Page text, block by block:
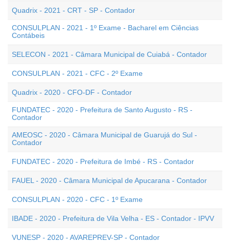
Quadrix - 2021 - CRT - SP - Contador
CONSULPLAN - 2021 - 1º Exame - Bacharel em Ciências
Contábeis
SELECON - 2021 - Câmara Municipal de Cuiabá - Contador
CONSULPLAN - 2021 - CFC - 2º Exame
Quadrix - 2020 - CFO-DF - Contador
FUNDATEC - 2020 - Prefeitura de Santo Augusto - RS -
Contador
AMEOSC - 2020 - Câmara Municipal de Guarujá do Sul -
Contador
FUNDATEC - 2020 - Prefeitura de Imbé - RS - Contador
FAUEL - 2020 - Câmara Municipal de Apucarana - Contador
CONSULPLAN - 2020 - CFC - 1º Exame
IBADE - 2020 - Prefeitura de Vila Velha - ES - Contador - IPVV
VUNESP - 2020 - AVAREPREV-SP - Contador